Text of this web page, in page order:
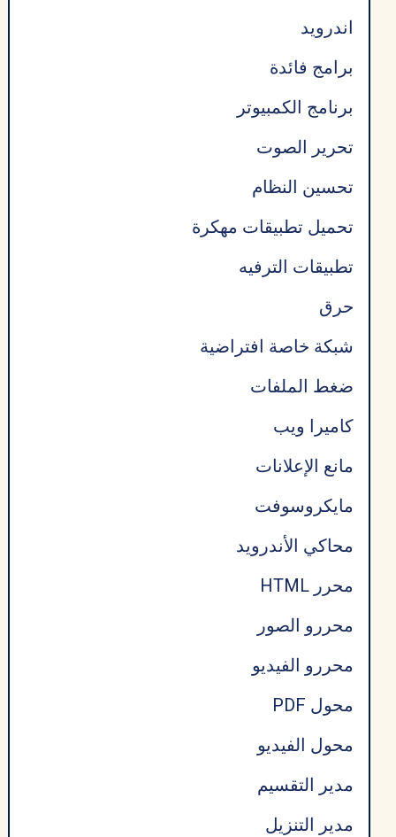
اندرويد
برامج فائدة
برنامج الكمبيوتر
تحرير الصوت
تحسين النظام
تحميل تطبيقات مهكرة
تطبيقات الترفيه
حرق
شبكة خاصة افتراضية
ضغط الملفات
كاميرا ويب
مانع الإعلانات
مايكروسوفت
محاكي الأندرويد
محرر HTML
محررو الصور
محررو الفيديو
محول PDF
محول الفيديو
مدير التقسيم
مدير التنزيل